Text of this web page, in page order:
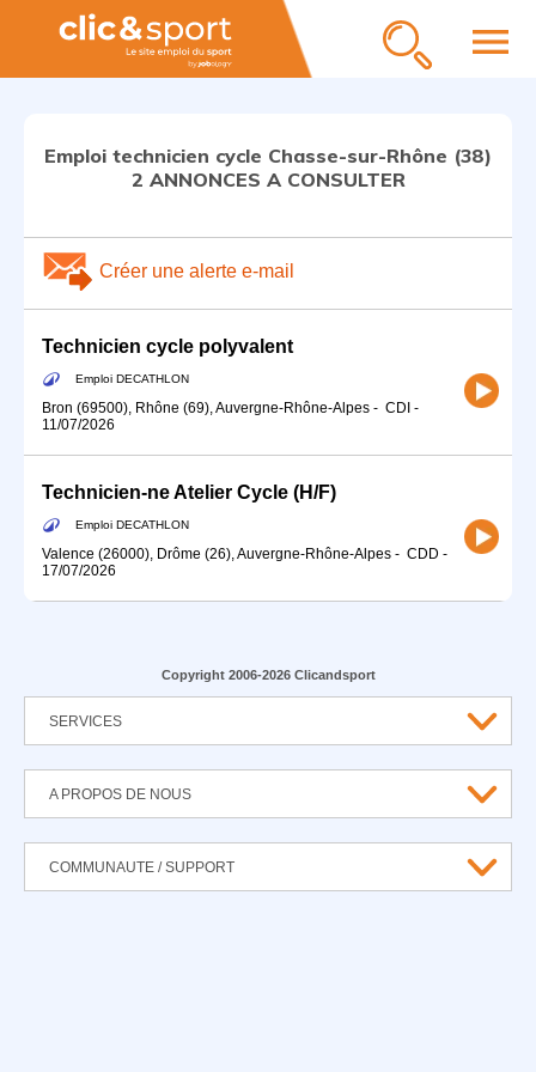
menu
Emploi technicien cycle Chasse-sur-Rhône (38)
2 ANNONCES A CONSULTER
Créer une alerte e-mail
Technicien cycle polyvalent
Emploi DECATHLON
Bron (69500), Rhône (69), Auvergne-Rhône-Alpes - CDI -
11/07/2026
Technicien-ne Atelier Cycle (H/F)
Emploi DECATHLON
Valence (26000), Drôme (26), Auvergne-Rhône-Alpes - CDD -
17/07/2026
Copyright 2006-2026 Clicandsport
SERVICES
A PROPOS DE NOUS
COMMUNAUTE / SUPPORT